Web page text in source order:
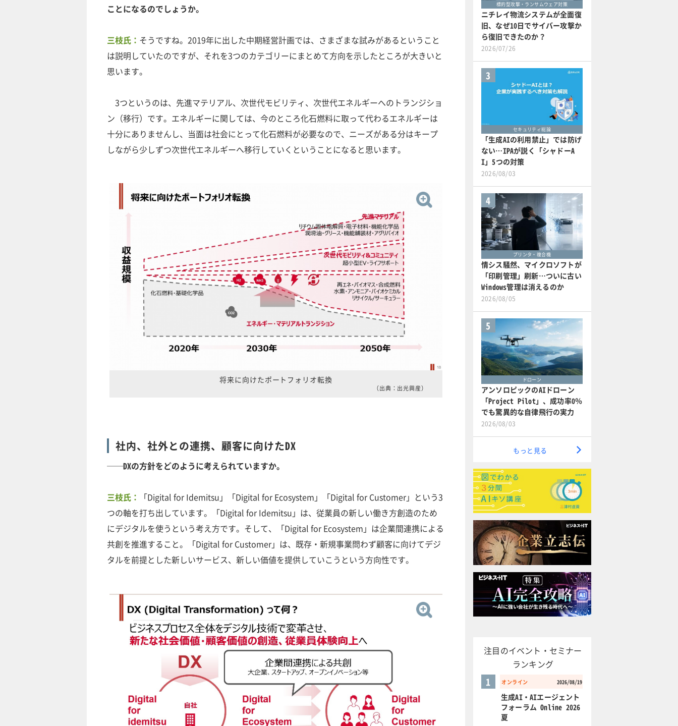
ことになるのでしょうか。
三枝氏： そうですね。2019年に出した中期経営計画では、さまざまな試みがあるということ
は説明していたのですが、それを3つのカテゴリーにまとめて方向を示したところが大きいと
思います。
3つというのは、先進マテリアル、次世代モビリティ、次世代エネルギーへのトランジショ
ン（移行）です。エネルギーに関しては、今のところ化石燃料に取って代わるエネルギーは
十分にありませんし、当面は社会にとって化石燃料が必要なので、ニーズがある分はキープ
しながら少しずつ次世代エネルギーへ移行していくということになると思います。
将来に向けたポートフォリオ転換
（出典：出光興産）
社内、社外との連携、顧客に向けたDX
──DXの方針をどのように考えられていますか。
三枝氏：
「Digital for Idemitsu」「Digital for Ecosystem」「Digital for Customer」という3
つの軸を打ち出しています。「Digital for Idemitsu」は、従業員の新しい働き方創造のため
にデジタルを使うという考え方です。そして、「Digital for Ecosystem」は企業間連携による
共創を推進すること。「Digital for Customer」は、既存・新規事業問わず顧客に向けてデジ
タルを前提とした新しいサービス、新しい価値を提供していこうという方向性です。
標的型攻撃・ランサムウェア対策
ニチレイ物流システムが全面復
旧、なぜ10日でサイバー攻撃か
ら復旧できたのか？
2026/07/26
3
セキュリティ総論
「生成AIの利用禁止」では防げ
ない…IPAが説く「シャドーA
I」5つの対策
2026/08/03
4
プリンタ・複合機
情シス騒然、マイクロソフトが
「印刷管理」刷新…ついに古い
Windows管理は消えるのか
2026/08/05
5
ドローン
アンソロピックのAIドローン
「Project Pilot」、成功率0％
でも驚異的な自律飛行の実力
2026/08/03
もっと見る
注目のイベント・セミナー
ランキング
オンライン 2026/08/19
1
生成AI・AIエージェント
フォーラム Online 2026
夏